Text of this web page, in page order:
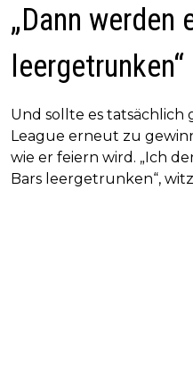
„Dann werden
leergetrunken“
Und sollte es tatsächlich
League erneut zu
wie er feiern wird. „Ich
Bars leergetrunken“,